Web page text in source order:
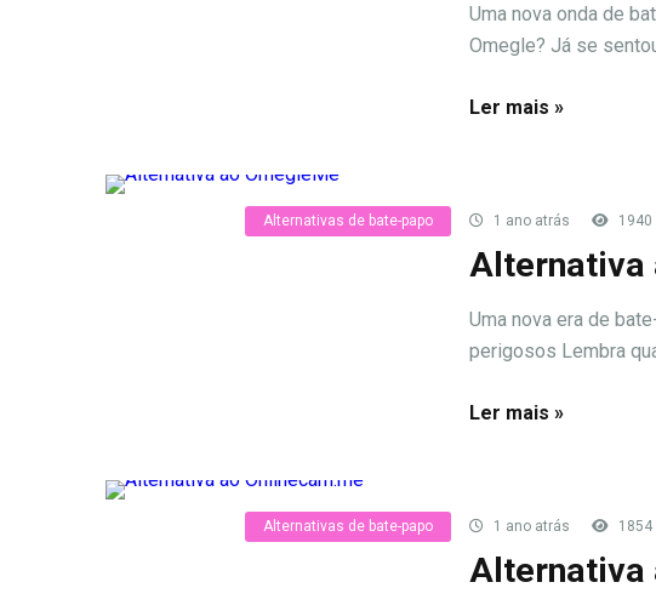
Uma nova onda de
Omegle? Já se
Ler mais »
Alternativas de bate-papo 1 ano atrás 1940
Alternativa
Uma nova era de
perigosos Lembra
Ler mais »
Alternativas de bate-papo 1 ano atrás 1854
Alternativa